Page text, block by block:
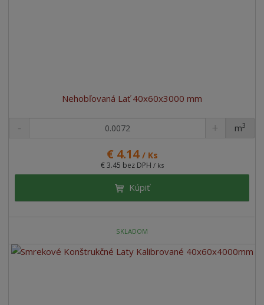
Nehobľovaná Lať 40x60x3000 mm
€ 4.14 / Ks
€ 3.45 bez DPH / ks
ks
m3
Kúpiť
SKLADOM